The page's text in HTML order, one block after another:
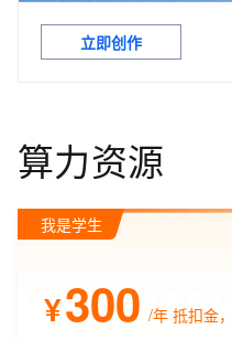
立即创作
算力资源
我是学生
¥300 /年 抵扣金